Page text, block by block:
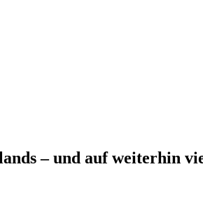
– und auf weiterhin